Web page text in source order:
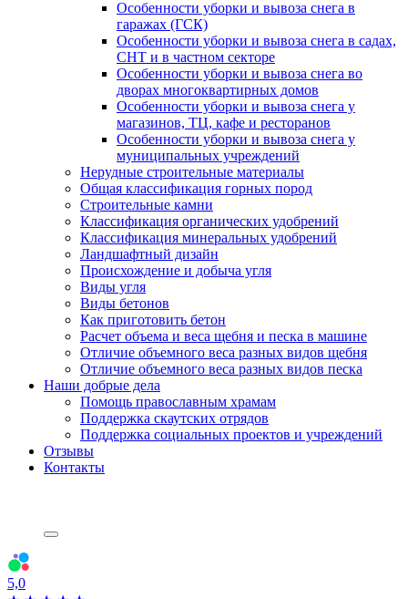
Особенности уборки и вывоза снега в
гаражах (ГСК)
Особенности уборки и вывоза снега в садах,
СНТ и в частном секторе
Особенности уборки и вывоза снега во
дворах многоквартирных домов
Особенности уборки и вывоза снега у
магазинов, ТЦ, кафе и ресторанов
Особенности уборки и вывоза снега у
муниципальных учреждений
Нерудные строительные материалы
Общая классификация горных пород
Строительные камни
Классификация органических удобрений
Классификация минеральных удобрений
Ландшафтный дизайн
Происхождение и добыча угля
Виды угля
Виды бетонов
Как приготовить бетон
Расчет объема и веса щебня и песка в машине
Отличие объемного веса разных видов щебня
Отличие объемного веса разных видов песка
Наши добрые дела
Помощь православным храмам
Поддержка скаутских отрядов
Поддержка социальных проектов и учреждений
Отзывы
Контакты
5,0